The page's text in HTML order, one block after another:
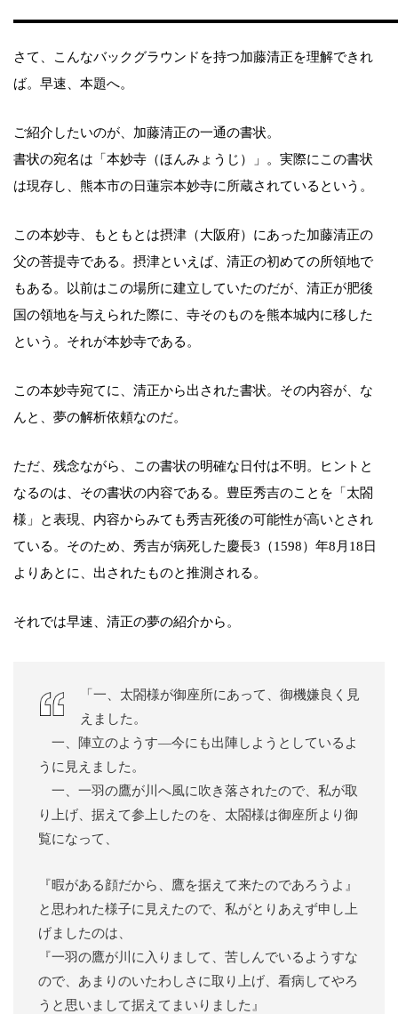
さて、こんなバックグラウンドを持つ加藤清正を理解できれ
ば。早速、本題へ。
ご紹介したいのが、加藤清正の一通の書状。
書状の宛名は「本妙寺（ほんみょうじ）」。実際にこの書状
は現存し、熊本市の日蓮宗本妙寺に所蔵されているという。
この本妙寺、もともとは摂津（大阪府）にあった加藤清正の
父の菩提寺である。摂津といえば、清正の初めての所領地で
もある。以前はこの場所に建立していたのだが、清正が肥後
国の領地を与えられた際に、寺そのものを熊本城内に移した
という。それが本妙寺である。
この本妙寺宛てに、清正から出された書状。その内容が、な
んと、夢の解析依頼なのだ。
ただ、残念ながら、この書状の明確な日付は不明。ヒントと
なるのは、その書状の内容である。豊臣秀吉のことを「太閤
様」と表現、内容からみても秀吉死後の可能性が高いとされ
ている。そのため、秀吉が病死した慶長3（1598）年8月18日
よりあとに、出されたものと推測される。
それでは早速、清正の夢の紹介から。
「一、太閤様が御座所にあって、御機嫌良く見
えました。
一、陣立のようす―今にも出陣しようとしているよ
うに見えました。
一、一羽の鷹が川へ風に吹き落されたので、私が取
り上げ、据えて参上したのを、太閤様は御座所より御
覧になって、
『暇がある顔だから、鷹を据えて来たのであろうよ』
と思われた様子に見えたので、私がとりあえず申し上
げましたのは、
『一羽の鷹が川に入りまして、苦しんでいるようすな
ので、あまりのいたわしさに取り上げ、看病してやろ
うと思いまして据えてまいりました』